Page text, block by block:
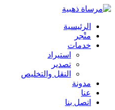
الرئيسية
متْجر
خدمات
استيراد
تصدير
النقل والتخليص
مدونة
عنا
اتصل بنا